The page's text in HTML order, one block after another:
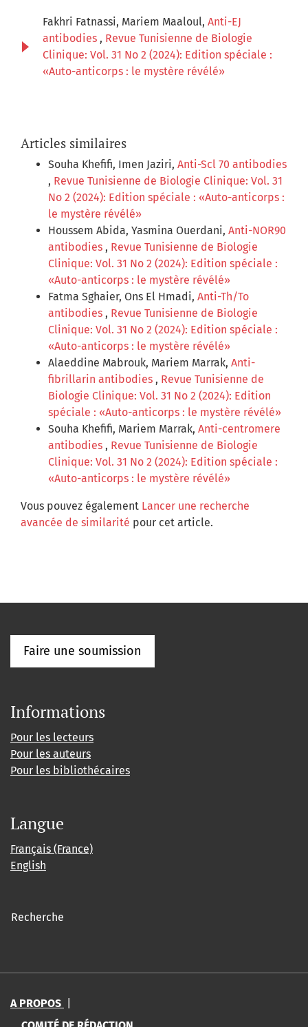
Fakhri Fatnassi, Mariem Maaloul, Anti-EJ
antibodies , Revue Tunisienne de Biologie
Clinique: Vol. 31 No 2 (2024): Edition spéciale :
«Auto-anticorps : le mystère révélé»
Articles similaires
Souha Khefifi, Imen Jaziri, Anti-Scl 70 antibodies
, Revue Tunisienne de Biologie Clinique: Vol. 31
No 2 (2024): Edition spéciale : «Auto-anticorps :
le mystère révélé»
Houssem Abida, Yasmina Ouerdani, Anti-NOR90
antibodies , Revue Tunisienne de Biologie
Clinique: Vol. 31 No 2 (2024): Edition spéciale :
«Auto-anticorps : le mystère révélé»
Fatma Sghaier, Ons El Hmadi, Anti-Th/To
antibodies , Revue Tunisienne de Biologie
Clinique: Vol. 31 No 2 (2024): Edition spéciale :
«Auto-anticorps : le mystère révélé»
Alaeddine Mabrouk, Mariem Marrak, Anti-
fibrillarin antibodies , Revue Tunisienne de
Biologie Clinique: Vol. 31 No 2 (2024): Edition
spéciale : «Auto-anticorps : le mystère révélé»
Souha Khefifi, Mariem Marrak, Anti-centromere
antibodies , Revue Tunisienne de Biologie
Clinique: Vol. 31 No 2 (2024): Edition spéciale :
«Auto-anticorps : le mystère révélé»
Vous pouvez également Lancer une recherche
avancée de similarité pour cet article.
Faire une soumission
Informations
Pour les lecteurs
Pour les auteurs
Pour les bibliothécaires
Langue
Français (France)
English
Recherche
A PROPOS